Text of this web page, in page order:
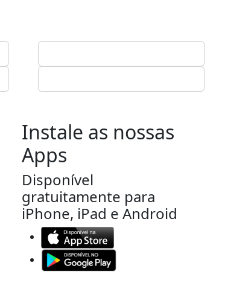
Instale as nossas
Apps
Disponível
gratuitamente para
iPhone, iPad e Android